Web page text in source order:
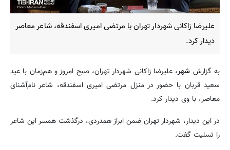
علیرضا زاکانی شهردار تهران با مرتضی امیری اسفندقه، شاعر معاصر
دیدار کرد.
به گزارش شهر، علیرضا زاکانی شهردار تهران، صبح امروز و هم‌زمان با عید
سعید قربان با حضور در منزل مرتضی امیری اسفندقه، شاعر نام‌آشنای
معاصر، با وی دیدار کرد.
در این دیدار، شهردار تهران ضمن ابراز همدردی، درگذشت همسر این شاعر
را تسلیت گفت.